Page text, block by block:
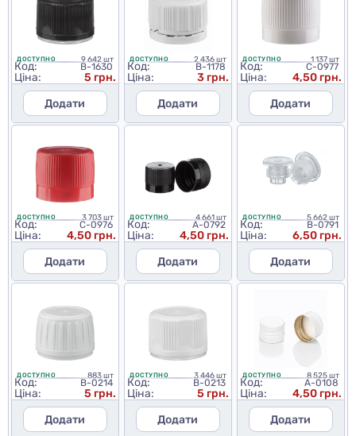
ДОСТУПНО 9 642 шт
Код: B-1630
Ціна:
5 грн.
Додати
ДОСТУПНО 2 436 шт
Код: B-1178
Ціна:
3 грн.
Додати
ДОСТУПНО 1 137 шт
Код: C-0977
Ціна:
4,50 грн.
Додати
ДОСТУПНО 3 703 шт
Код: C-0976
Ціна:
4,50 грн.
Додати
ДОСТУПНО 4 661 шт
Код: A-0792
Ціна:
4,50 грн.
Додати
ДОСТУПНО 5 662 шт
Код: B-0791
Ціна:
6,50 грн.
Додати
ДОСТУПНО 883 шт
Код: B-0214
Ціна:
5 грн.
Додати
ДОСТУПНО 3 446 шт
Код: B-0213
Ціна:
5 грн.
Додати
ДОСТУПНО 8 525 шт
Код: A-0108
Ціна:
4,50 грн.
Додати